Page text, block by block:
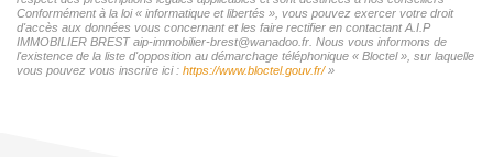
Conformément à la loi « informatique et libertés », vous pouvez exercer votre droit
d'accès aux données vous concernant et les faire rectifier en contactant A.I.P
IMMOBILIER BREST aip-immobilier-brest@wanadoo.fr. Nous vous informons de
l'existence de la liste d'opposition au démarchage téléphonique « Bloctel », sur laquelle
vous pouvez vous inscrire ici : https://www.bloctel.gouv.fr/»